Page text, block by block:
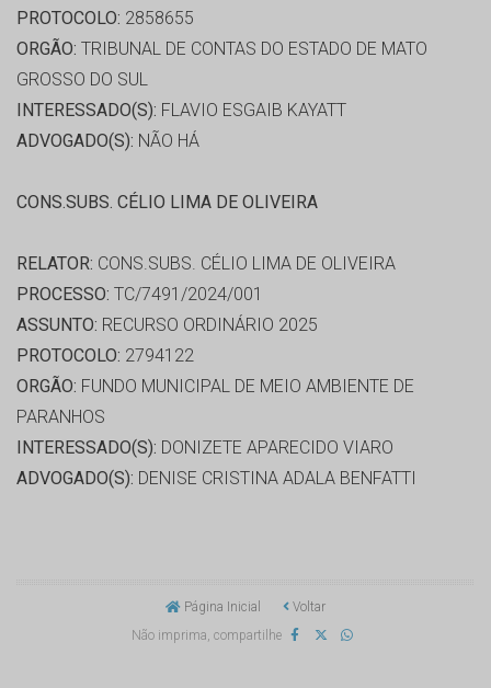
PROTOCOLO: 2858655
ORGÃO: TRIBUNAL DE CONTAS DO ESTADO DE MATO
GROSSO DO SUL
INTERESSADO(S): FLAVIO ESGAIB KAYATT
ADVOGADO(S): NÃO HÁ
CONS.SUBS. CÉLIO LIMA DE OLIVEIRA
RELATOR: CONS.SUBS. CÉLIO LIMA DE OLIVEIRA
PROCESSO: TC/7491/2024/001
ASSUNTO: RECURSO ORDINÁRIO 2025
PROTOCOLO: 2794122
ORGÃO: FUNDO MUNICIPAL DE MEIO AMBIENTE DE
PARANHOS
INTERESSADO(S): DONIZETE APARECIDO VIARO
ADVOGADO(S): DENISE CRISTINA ADALA BENFATTI
Página Inicial
Voltar
Não imprima, compartilhe